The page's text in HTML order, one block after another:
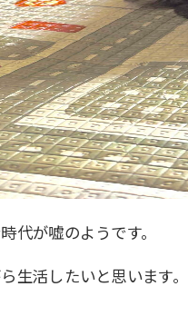
代が嘘のようです。
生活したいと思います。